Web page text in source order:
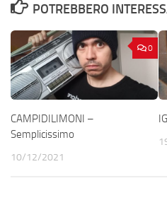
POTREBBERO
0
CAMPIDILIMONI –
Semplicissimo
10/12/2021